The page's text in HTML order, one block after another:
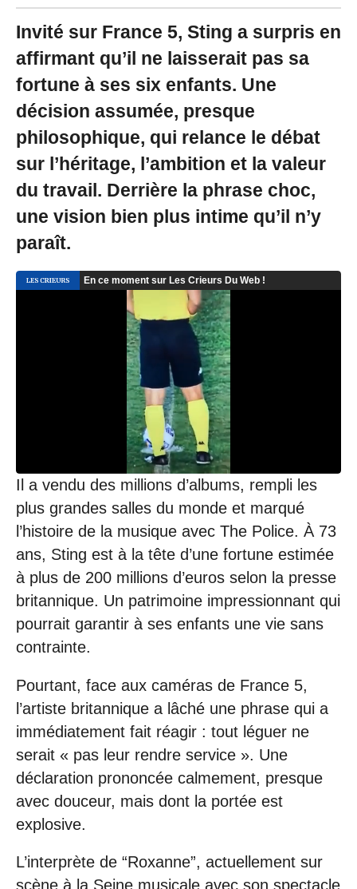
Invité sur France 5, Sting a surpris en
affirmant qu’il ne laisserait pas sa
fortune à ses six enfants. Une
décision assumée, presque
philosophique, qui relance le débat
sur l’héritage, l’ambition et la valeur
du travail. Derrière la phrase choc,
une vision bien plus intime qu’il n’y
paraît.
Il a vendu des millions d’albums, rempli les
plus grandes salles du monde et marqué
l’histoire de la musique avec The Police. À 73
ans, Sting est à la tête d’une fortune estimée
à plus de 200 millions d’euros selon la presse
britannique. Un patrimoine impressionnant qui
pourrait garantir à ses enfants une vie sans
contrainte.
Pourtant, face aux caméras de France 5,
l’artiste britannique a lâché une phrase qui a
immédiatement fait réagir : tout léguer ne
serait « pas leur rendre service ». Une
déclaration prononcée calmement, presque
avec douceur, mais dont la portée est
explosive.
L’interprète de “Roxanne”, actuellement sur
scène à la Seine musicale avec son spectacle